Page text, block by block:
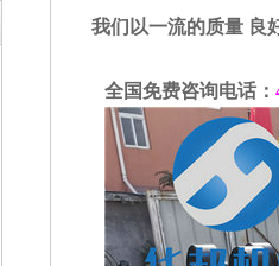
我们以一流的质量 良
全国免费咨询电话：